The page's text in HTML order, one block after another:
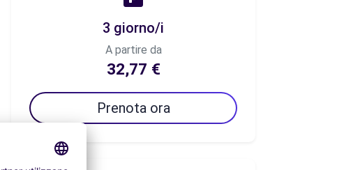
3 giorno/i
A partire da
32,77 €
Prenota ora